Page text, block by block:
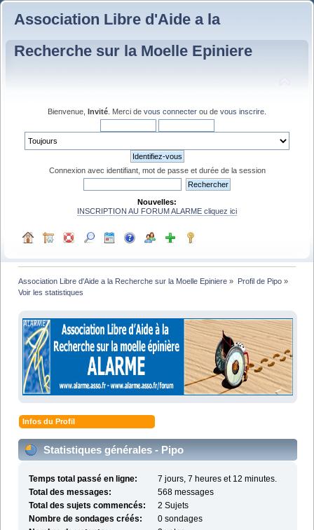
Association Libre d'Aide a la
Recherche sur la Moelle Epiniere
Bienvenue, Invité . Merci de vous connecter ou de vous inscrire
Connexion avec identifiant, mot de passe et durée de la session
Nouvelles:
INSCRIPTION AU FORUM ALARME cliquez ici
Association Libre d'Aide a la Recherche sur la Moelle Epiniere » Profil de Pipo»
Voir les statistiques
Infos du Profil
Statistiques générales - Pipo
Temps total passé en ligne:
7 jours, 7 heures et 12 minutes.
Total des messages:
568 messages
Total des sujets commencés:
2 Sujets
Nombre de sondages créés:
0 sondages